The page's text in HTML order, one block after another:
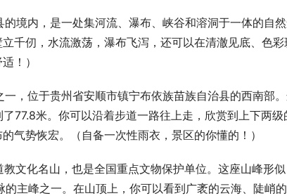
境内，是一处集河流、瀑布、峡谷和溶洞于一体的自
千仞，水流激荡，瀑布飞泻，还可以在清澈见底、色彩
！）
，位于贵州省安顺市镇宁布依族苗族自治县的西南部
77.8米。你可以沿着步道一路往上走，欣赏到上下两级
气势恢宏。（自备一次性雨衣，景区的你懂的！）
文化名山，也是全国重点文物保护单位。这座山峰形似
主峰之一。在山顶上，你可以看到广袤的云海、陡峭